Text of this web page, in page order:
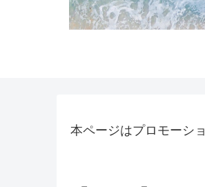
本ページはプロモーシ